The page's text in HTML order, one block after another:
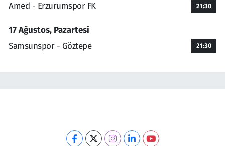
Amed - Erzurumspor FK 21:30
17 Ağustos, Pazartesi
Samsunspor - Göztepe
21:30